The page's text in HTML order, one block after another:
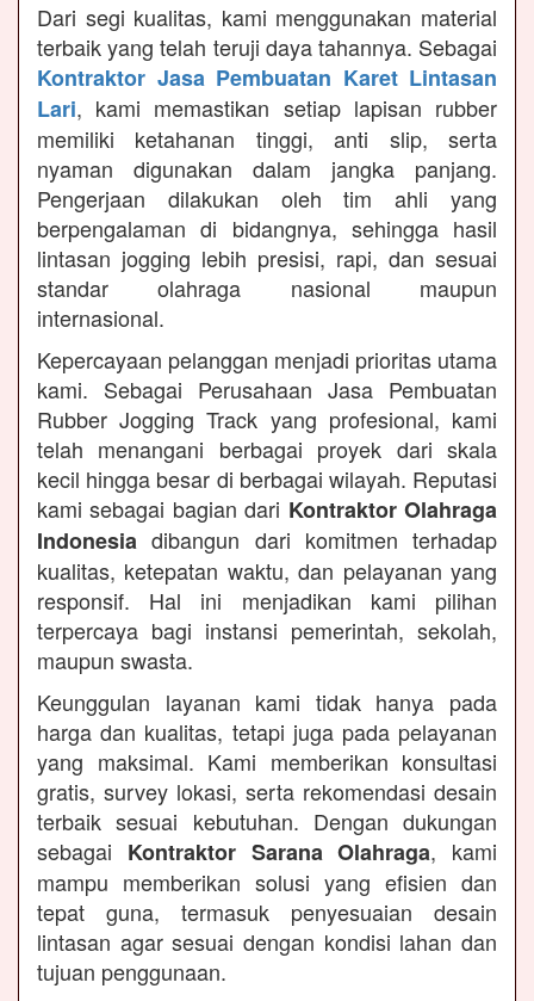
Dari segi kualitas, kami menggunakan material
terbaik yang telah teruji daya tahannya. Sebagai
Kontraktor Jasa Pembuatan Karet Lintasan
Lari, kami memastikan setiap lapisan rubber
memiliki ketahanan tinggi, anti slip, serta
nyaman digunakan dalam jangka panjang.
Pengerjaan dilakukan oleh tim ahli yang
berpengalaman di bidangnya, sehingga hasil
lintasan jogging lebih presisi, rapi, dan sesuai
standar olahraga nasional maupun
internasional.
Kepercayaan pelanggan menjadi prioritas utama
kami. Sebagai Perusahaan Jasa Pembuatan
Rubber Jogging Track yang profesional, kami
telah menangani berbagai proyek dari skala
kecil hingga besar di berbagai wilayah. Reputasi
kami sebagai bagian dari Kontraktor Olahraga
Indonesia dibangun dari komitmen terhadap
kualitas, ketepatan waktu, dan pelayanan yang
responsif. Hal ini menjadikan kami pilihan
terpercaya bagi instansi pemerintah, sekolah,
maupun swasta.
Keunggulan layanan kami tidak hanya pada
harga dan kualitas, tetapi juga pada pelayanan
yang maksimal. Kami memberikan konsultasi
gratis, survey lokasi, serta rekomendasi desain
terbaik sesuai kebutuhan. Dengan dukungan
sebagai Kontraktor Sarana Olahraga, kami
mampu memberikan solusi yang efisien dan
tepat guna, termasuk penyesuaian desain
lintasan agar sesuai dengan kondisi lahan dan
tujuan penggunaan.